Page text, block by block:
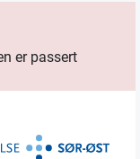
er passert